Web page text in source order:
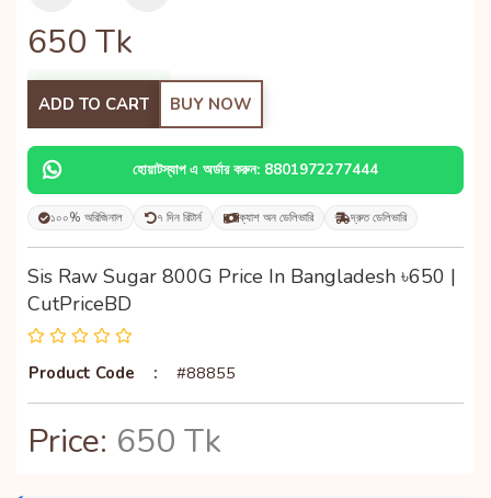
650 Tk
ADD TO CART BUY NOW
হোয়াটস্যাপ এ অর্ডার করুন: 8801972277444
১০০% অরিজিনাল ৭ দিন রিটার্ন ক্যাশ অন ডেলিভারি দ্রুত ডেলিভারি
Sis Raw Sugar 800G Price In Bangladesh ৳650 |
CutPriceBD
Product Code : #88855
Price: 650 Tk